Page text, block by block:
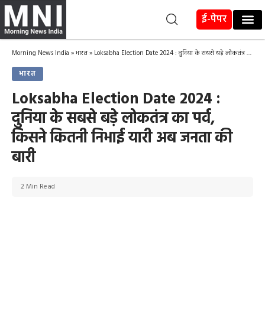
ई-पेपर
Morning News India »भारत» Loksabha Election Date 2024 : दुनिया के सबसे बड़े लोकतंत्र का पर्व, किसने कितनी निभाई यारी अब जनता की बारी
भारत
Loksabha Election Date 2024 :
दुनिया के सबसे बड़े लोकतंत्र का पर्व,
किसने कितनी निभाई यारी अब जनता की
बारी
2 Min Read